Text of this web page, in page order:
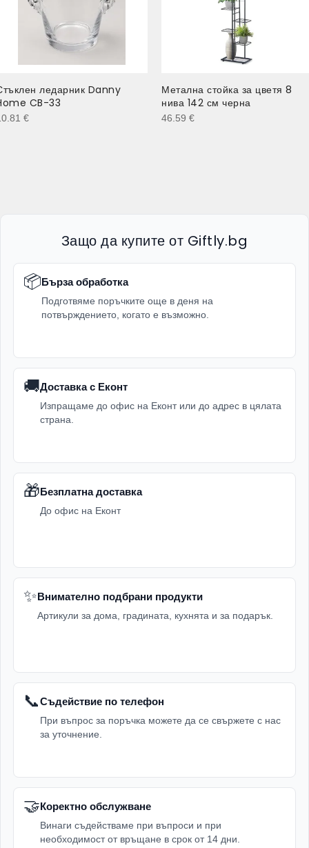
ледарник Danny
CB-33
€
Метална стойка за цветя 8
нива 142 см черна
46.59 €
Защо да купите от Giftly.bg
📦Бърза обработка
Подготвяме поръчките още в деня на
потвърждението, когато е възможно.
🚚Доставка с Еконт
Изпращаме до офис на Еконт или до адрес в цялата
страна.
🎁Безплатна доставка
До офис на Еконт
✨Внимателно подбрани продукти
Артикули за дома, градината, кухнята и за подарък.
📞Съдействие по телефон
При въпрос за поръчка можете да се свържете с нас
за уточнение.
🤝Коректно обслужване
Винаги съдействаме при въпроси и при
необходимост от връщане в срок от 14 дни.